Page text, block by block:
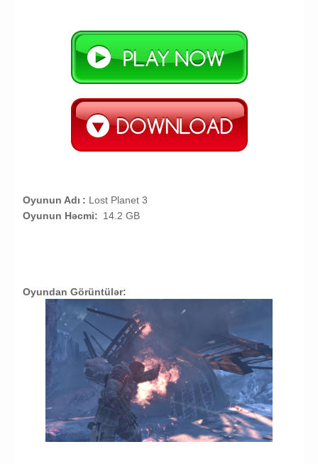
Oyunun Adı : Lost Planet 3
Oyunun Həcmi: 14.2 GB
Oyundan Görüntülər: